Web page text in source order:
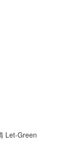
Let-Green